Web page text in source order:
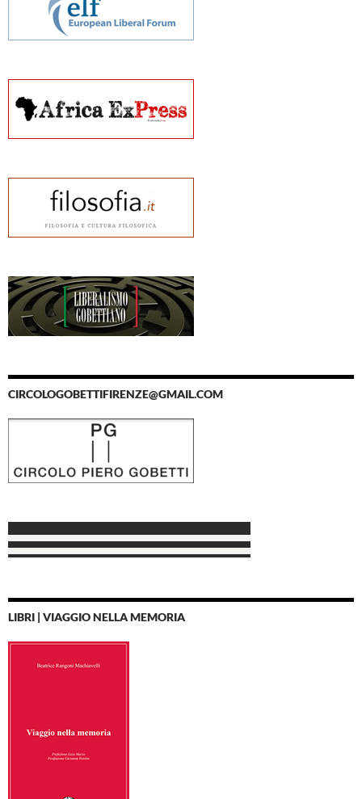
CIRCOLOGOBETTIFIRENZE@GMAIL.COM
LIBRI | VIAGGIO NELLA MEMORIA